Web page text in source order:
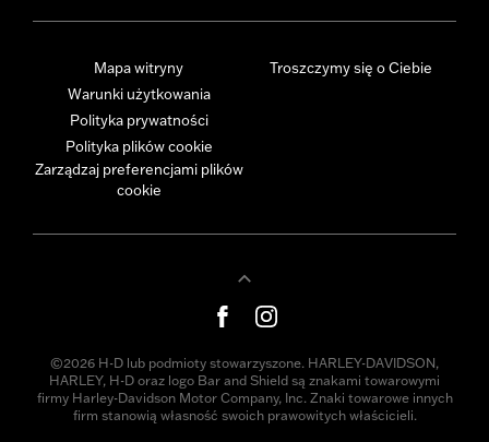
Mapa witryny
Warunki użytkowania
Polityka prywatności
Polityka plików cookie
Zarządzaj preferencjami plików
cookie
Troszczymy się o Ciebie
©2026 H-D lub podmioty stowarzyszone. HARLEY-DAVIDSON,
HARLEY, H-D oraz logo Bar and Shield są znakami towarowymi
firmy Harley-Davidson Motor Company, Inc. Znaki towarowe innych
firm stanowią własność swoich prawowitych właścicieli.